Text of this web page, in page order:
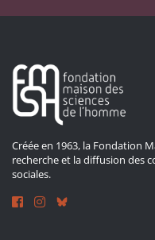
Créée en 1963, la Fondation
recherche et la diffusion des
sociales.